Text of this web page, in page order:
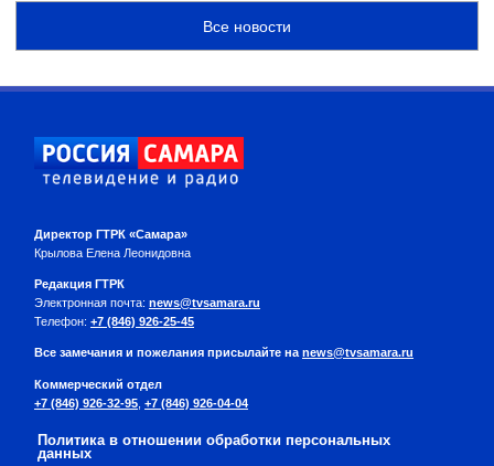
Все новости
Директор ГТРК «Самара»
Крылова Елена Леонидовна
Редакция ГТРК
Электронная почта: news@tvsamara.ru
Телефон: +7 (846) 926-25-45
Все замечания и пожелания присылайте наnews@tvsamara.ru
Коммерческий отдел
+7 (846) 926-32-95 +7 (846) 926-04-04
Политика в отношении обработки персональных
данных